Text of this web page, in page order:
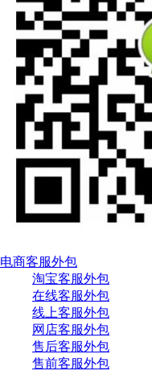
电商客服外包
淘宝客服外包
在线客服外包
线上客服外包
网店客服外包
售后客服外包
售前客服外包